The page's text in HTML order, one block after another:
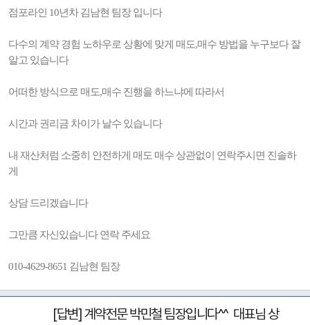
점포라인 10년차 김남현 팀장 입니다
다수의 계약 경험 노하우로 상황에 맞게 매도,매수 방법을 누구보다 잘
알고 있습니다
어떠한 방식으로 매도,매수 진행을 하느냐에 따라서
시간과 권리금 차이가 날수 있습니다
내 재산처럼 소중히 안전하게 매도 매수 상관없이 연락주시면 진솔하
게
상담 드리겠습니다
그만큼 자신있습니다 연락 주세요
010-4629-8651 김남현 팀장
[답변] 계약전문 박민철 팀장입니다^^ 대표님 상